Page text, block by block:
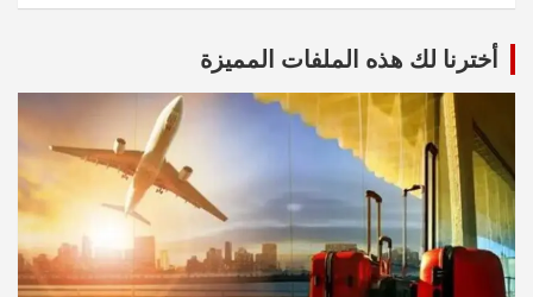
أخترنا لك هذه الملفات المميزة